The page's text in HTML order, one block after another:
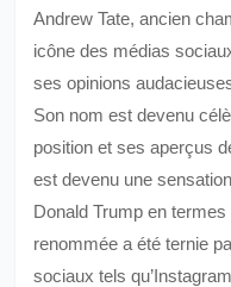
Andrew Tate, ancien
icône des médias
ses opinions
Son nom est devenu
position et ses aperçus
est devenu une
Donald Trump en
renommée a été ternie
sociaux tels